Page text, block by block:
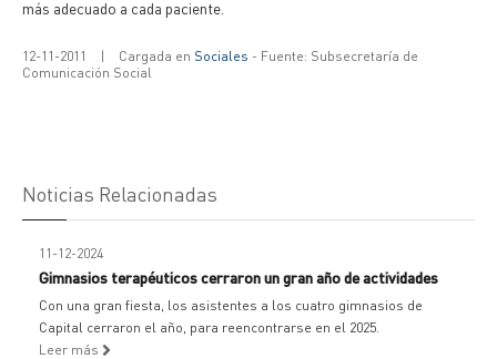
más adecuado a cada paciente.
12-11-2011 | Cargada en Sociales - Fuente: Subsecretaría de
Comunicación Social
Noticias Relacionadas
11-12-2024
Gimnasios terapéuticos cerraron un gran año de actividades
Con una gran fiesta, los asistentes a los cuatro gimnasios de
Capital cerraron el año, para reencontrarse en el 2025.
Leer más